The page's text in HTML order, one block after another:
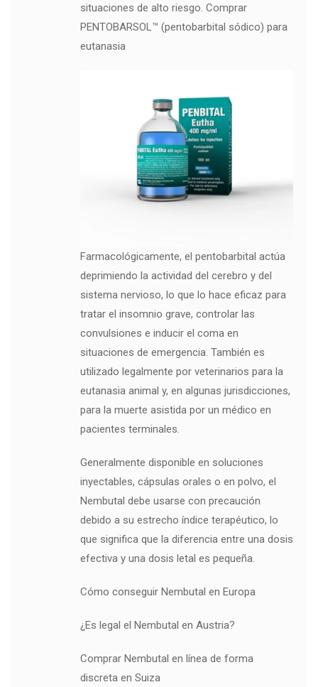
situaciones de alto riesgo. Comprar
PENTOBARSOL™ (pentobarbital sódico) para
eutanasia
Farmacológicamente, el pentobarbital actúa
deprimiendo la actividad del cerebro y del
sistema nervioso, lo que lo hace eficaz para
tratar el insomnio grave, controlar las
convulsiones e inducir el coma en
situaciones de emergencia. También es
utilizado legalmente por veterinarios para la
eutanasia animal y, en algunas jurisdicciones,
para la muerte asistida por un médico en
pacientes terminales.
Generalmente disponible en soluciones
inyectables, cápsulas orales o en polvo, el
Nembutal debe usarse con precaución
debido a su estrecho índice terapéutico, lo
que significa que la diferencia entre una dosis
efectiva y una dosis letal es pequeña.
Cómo conseguir Nembutal en Europa
¿Es legal el Nembutal en Austria?
Comprar Nembutal en línea de forma
discreta en Suiza